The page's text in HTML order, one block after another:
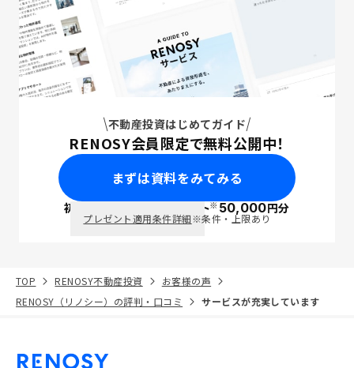
不動産投資はじめてガイド
RENOSY会員限定で無料公開中！
まずは資料をみてみる
初回面談で ポイント※50,000円分
プレゼント適用条件詳細※条件・上限あり
TOP RENOSY不動産投資
お客様の声
RENOSY（リノシー）の評判・口コミ
サービスが充実しています